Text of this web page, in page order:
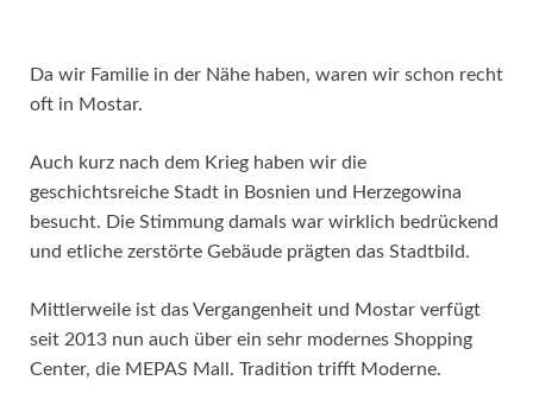
Da wir Familie in der Nähe haben, waren wir schon recht
oft in Mostar.
Auch kurz nach dem Krieg haben wir die
geschichtsreiche Stadt in Bosnien und Herzegowina
besucht. Die Stimmung damals war wirklich bedrückend
und etliche zerstörte Gebäude prägten das Stadtbild.
Mittlerweile ist das Vergangenheit und Mostar verfügt
seit 2013 nun auch über ein sehr modernes Shopping
Center, die MEPAS Mall. Tradition trifft Moderne.